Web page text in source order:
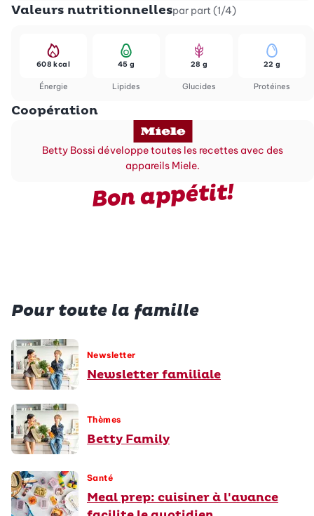
Valeurs nutritionnellespar part (1/4)
Énergie
608 kcal
Lipides
45 g
Glucides
28 g
Protéines
22 g
Coopération
Betty Bossi développe toutes les recettes avec des
appareils Miele.
Bon appétit!
Pour toute la famille
Newsletter
Newsletter familiale
Thèmes
Betty Family
Santé
Meal prep: cuisiner à l'avance